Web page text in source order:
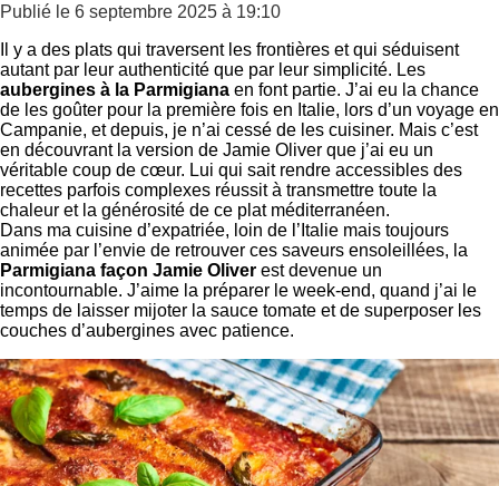
Publié le 6 septembre 2025 à 19:10
Il y a des plats qui traversent les frontières et qui séduisent
autant par leur authenticité que par leur simplicité. Les
aubergines à la Parmigiana en font partie. J’ai eu la chance
de les goûter pour la première fois en Italie, lors d’un voyage en
Campanie, et depuis, je n’ai cessé de les cuisiner. Mais c’est
en découvrant la version de Jamie Oliver que j’ai eu un
véritable coup de cœur. Lui qui sait rendre accessibles des
recettes parfois complexes réussit à transmettre toute la
chaleur et la générosité de ce plat méditerranéen.
Dans ma cuisine d’expatriée, loin de l’Italie mais toujours
animée par l’envie de retrouver ces saveurs ensoleillées, la
Parmigiana façon Jamie Oliver est devenue un
incontournable. J’aime la préparer le week-end, quand j’ai le
temps de laisser mijoter la sauce tomate et de superposer les
couches d’aubergines avec patience.